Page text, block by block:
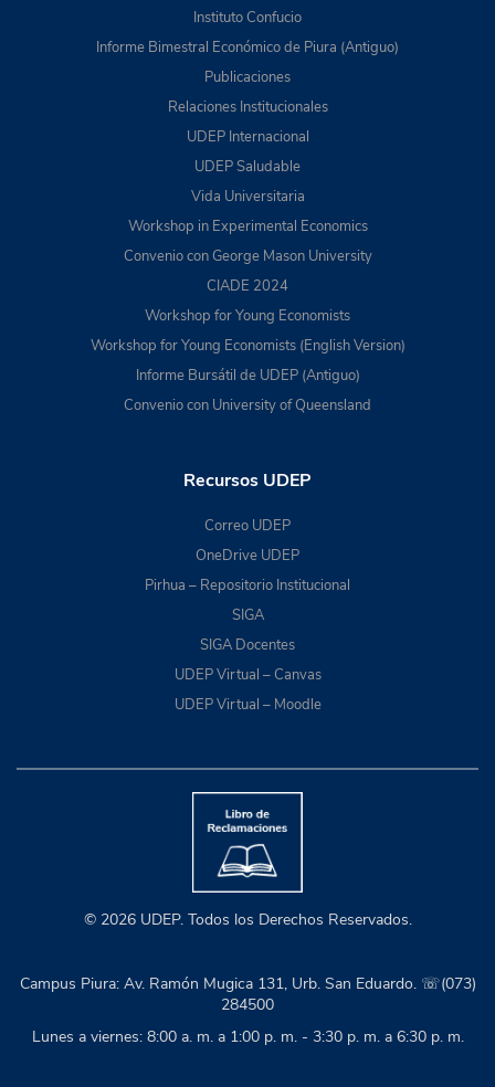
Instituto Confucio
Informe Bimestral Económico de Piura (Antiguo)
Publicaciones
Relaciones Institucionales
UDEP Internacional
UDEP Saludable
Vida Universitaria
Workshop in Experimental Economics
Convenio con George Mason University
CIADE 2024
Workshop for Young Economists
Workshop for Young Economists (English Version)
Informe Bursátil de UDEP (Antiguo)
Convenio con University of Queensland
Recursos UDEP
Correo UDEP
OneDrive UDEP
Pirhua – Repositorio Institucional
SIGA
SIGA Docentes
UDEP Virtual – Canvas
UDEP Virtual – Moodle
© 2026 UDEP. Todos los Derechos Reservados.
Campus Piura: Av. Ramón Mugica 131, Urb. San Eduardo. ☏(073)
284500
Lunes a viernes: 8:00 a. m. a 1:00 p. m. - 3:30 p. m. a 6:30 p. m.